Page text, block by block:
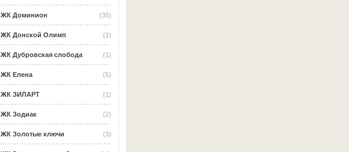
(35)
ЖК Доминион
(1)
ЖК Донской Олимп
(1)
ЖК Дубровская слобода
(5)
ЖК Елена
(1)
ЖК ЗИЛАРТ
(2)
ЖК Зодиак
(3)
ЖК Золотые ключи